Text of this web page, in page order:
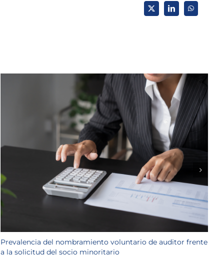
X LinkedInWhatsApp
Prevalencia del nombramiento voluntario de auditor frente
a la solicitud del socio minoritario